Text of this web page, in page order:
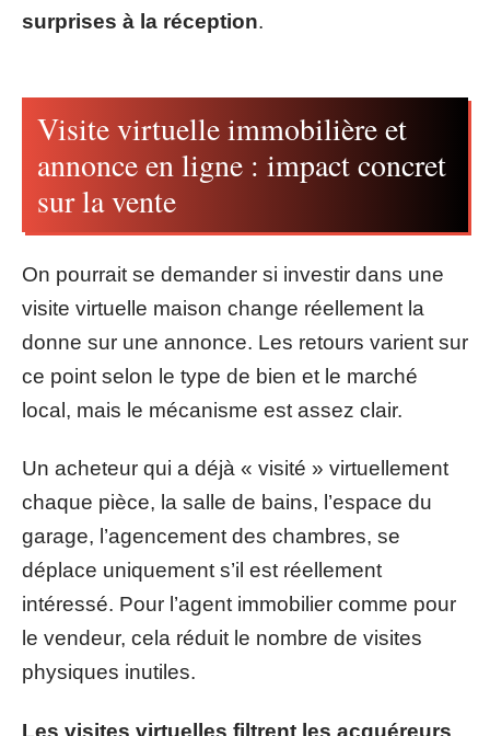
surprises à la réception.
Visite virtuelle immobilière et
annonce en ligne : impact concret
sur la vente
On pourrait se demander si investir dans une
visite virtuelle maison change réellement la
donne sur une annonce. Les retours varient sur
ce point selon le type de bien et le marché
local, mais le mécanisme est assez clair.
Un acheteur qui a déjà « visité » virtuellement
chaque pièce, la salle de bains, l’espace du
garage, l’agencement des chambres, se
déplace uniquement s’il est réellement
intéressé. Pour l’agent immobilier comme pour
le vendeur, cela réduit le nombre de visites
physiques inutiles.
Les visites virtuelles filtrent les acquéreurs